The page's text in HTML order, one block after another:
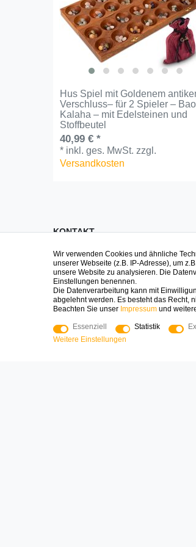
Hus Spiel mit Goldenem
Verschluss– für 2 Spieler –
Kalaha – mit Edelsteinen und
Stoffbeutel
40,99 € *
* inkl. ges. MwSt. zzgl.
Versandkosten
KONTAKT
Fragen zu Spielen, zur Bestellung
Geschenken? Wir sind persönlich da
und helfen gerne!
Logoplay Holzspiele GmbH &
04161-8006400
shop@logoplay.de
Wir verwenden Cookies und ähnliche
unserer Webseite (z.B. IP-Adresse), um
unsere Website zu analysieren. Die
Einstellungen benennen.
Die Datenverarbeitung kann mit
abgelehnt werden. Es besteht das Recht,
Beachten Sie unser Impressum und
Essenziell Statistik
Weitere Einstellungen